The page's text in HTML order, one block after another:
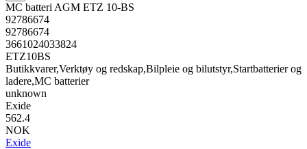
MC batteri AGM ETZ 10-BS
92786674
92786674
3661024033824
ETZ10BS
Butikkvarer,Verktøy og redskap,Bilpleie og bilutstyr,Startbatterier og
ladere,MC batterier
unknown
Exide
562.4
NOK
Exide